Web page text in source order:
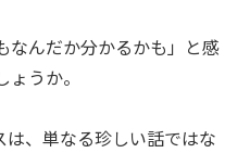
なんだか分かるかも」と感
うか。
、単なる珍しい話ではな